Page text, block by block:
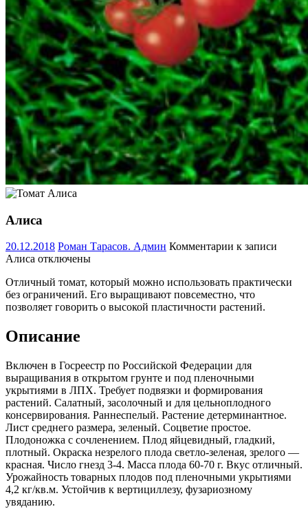
Алиса
20.12.2018 Роман Тарасов. Админ Комментарии к записи
Алиса отключены
Отличный томат, который можно использовать практически
без ограничений. Его выращивают повсеместно, что
позволяет говорить о высокой пластичности растений.
Описание
Включен в Госреестр по Российской Федерации для
выращивания в открытом грунте и под пленочными
укрытиями в ЛПХ. Требует подвязки и формирования
растений. Салатный, засолочный и для цельноплодного
консервирования. Раннеспелый. Растение детерминантное.
Лист среднего размера, зеленый. Соцветие простое.
Плодоножка с сочленением. Плод яйцевидный, гладкий,
плотный. Окраска незрелого плода светло-зеленая, зрелого —
красная. Число гнезд 3-4. Масса плода 60-70 г. Вкус отличный.
Урожайность товарных плодов под пленочными укрытиями
4,2 кг/кв.м. Устойчив к вертициллезу, фузариозному
увяданию.